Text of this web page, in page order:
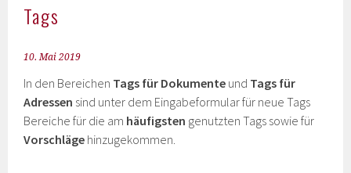
Tags
10. Mai 2019
In den Bereichen Tags für Dokumente und Tags für
Adressen sind unter dem Eingabeformular für neue Tags
Bereiche für die am häufigsten genutzten Tags sowie für
Vorschläge hinzugekommen.